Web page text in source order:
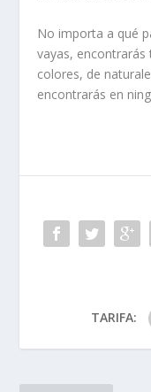
No importa a qué
vayas,
colores, de
encontrarás en
TARIFA: